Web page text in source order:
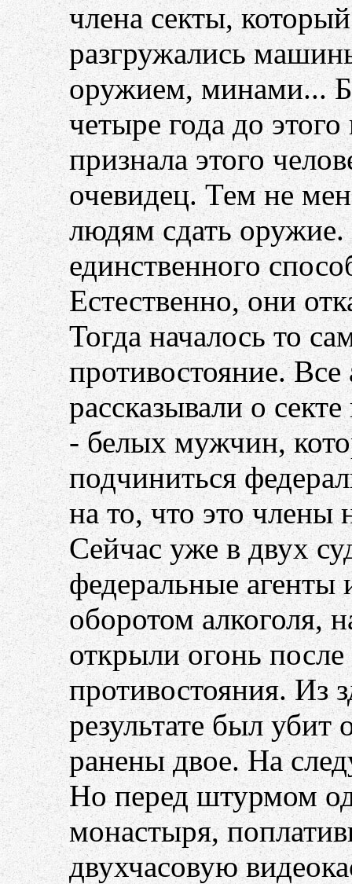
члена секты,
разгружались
оружием, минами...
четыре года до
признала этого
очевидец. Тем не
людям сдать
единственного
Естественно, они
Тогда началось то
противостояние.
рассказывали о
- белых мужчин,
подчиниться
на то, что это
Сейчас уже в двух
федеральные агенты
оборотом алкоголя,
открыли огонь
противостояния. Из
результате был убит
ранены двое. На
Но перед штурмом
монастыря,
двухчасовую